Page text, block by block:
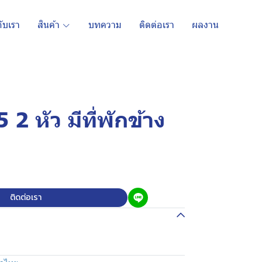
เรา สินค้า บทความ ติดต่อเรา ผลงาน
2 หัว มีที่พักข้าง
ติดต่อเรา